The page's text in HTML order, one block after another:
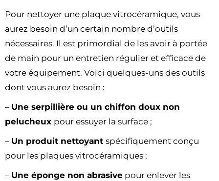
Pour nettoyer une plaque vitrocéramique, vous
aurez besoin d’un certain nombre d’outils
nécessaires. Il est primordial de les avoir à portée
de main pour un entretien régulier et efficace de
votre équipement. Voici quelques-uns des outils
dont vous aurez besoin :
– Une serpillière ou un chiffon doux non
pelucheux pour essuyer la surface ;
– Un produit nettoyant spécifiquement conçu
pour les plaques vitrocéramiques ;
– Une éponge non abrasive pour enlever les